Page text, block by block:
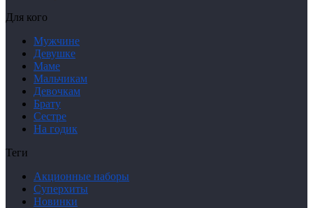
Для кого
Мужчине
Девушке
Маме
Мальчикам
Девочкам
Брату
Сестре
На годик
Теги
Акционные наборы
Суперхиты
Новинки